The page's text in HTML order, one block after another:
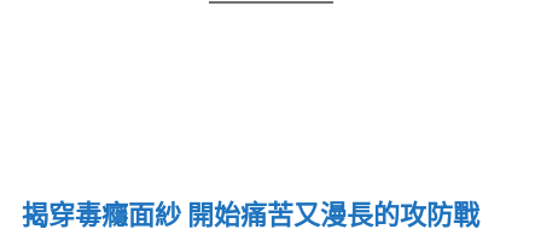
揭穿毒癮面紗 開始痛苦又漫長的攻防戰